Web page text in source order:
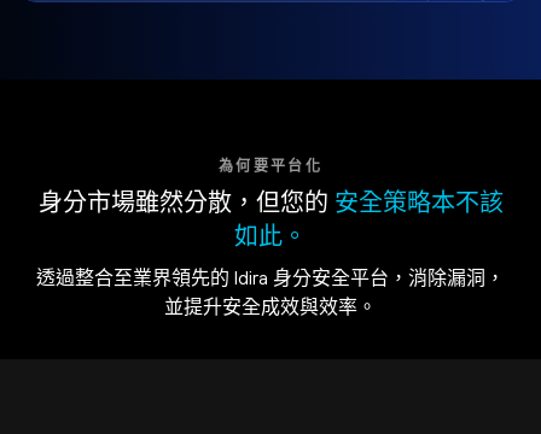
為何要平台化
身分市場雖然分散，但您的 安全策略本不該
如此。
透過整合至業界領先的 Idira 身分安全平台，消除漏洞，
並提升安全成效與效率。